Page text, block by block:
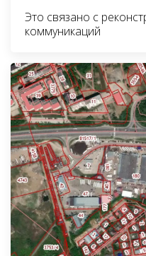
Это связано с
коммуникаций